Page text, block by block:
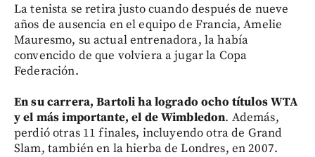
La tenista se retira justo cuando después de nueve
años de ausencia en el equipo de Francia, Amelie
Mauresmo, su actual entrenadora, la había
convencido de que volviera a jugar la Copa
Federación.
En su carrera, Bartoli ha logrado ocho títulos WTA
y el más importante, el de Wimbledon. Además,
perdió otras 11 finales, incluyendo otra de Grand
Slam, también en la hierba de Londres, en 2007.